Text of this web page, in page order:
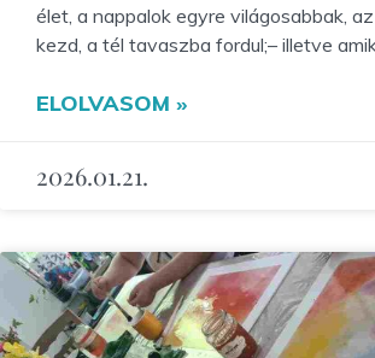
élet, a nappalok egyre világosabbak,
kezd, a tél tavaszba fordul;– illetve
ELOLVASOM »
2026.01.21.